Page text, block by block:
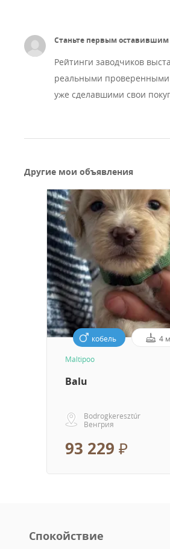
Станьте первым оставившим
Рейтинги заводчиков
реальными проверенными
уже сделавшими свои
Другие мои объявления
кобель 4
Maltipoo
Balu
Bodrogkeresztúr
Венгрия
93 229 ₽
Спокойствие